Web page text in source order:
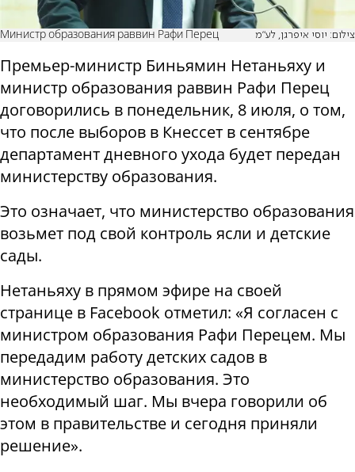
Министр образования раввин Рафи Перец צילום: יוסי איפרגן, לע"מ
Премьер-министр Биньямин Нетаньяху и
министр образования раввин Рафи Перец
договорились в понедельник, 8 июля, о том,
что после выборов в Кнессет в сентябре
департамент дневного ухода будет передан
министерству образования.
Это означает, что министерство образования
возьмет под свой контроль ясли и детские
сады.
Нетаньяху в прямом эфире на своей
странице в Facebook отметил: «Я согласен с
министром образования Рафи Перецем. Мы
передадим работу детских садов в
министерство образования. Это
необходимый шаг. Мы вчера говорили об
этом в правительстве и сегодня приняли
решение».